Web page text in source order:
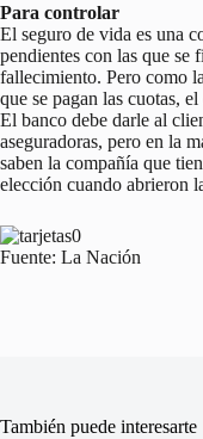
Para controlar
El seguro de vida es una
pendientes con las que se
fallecimiento. Pero como
que se pagan las cuotas,
El banco debe darle al
aseguradoras, pero en la
saben la compañía que
elección cuando abrieron
Fuente: La Nación
También puede interesarte